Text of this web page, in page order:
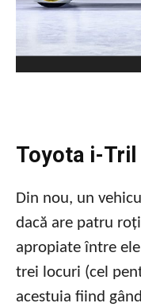
Toyota i-Tril
Din nou, un
dacă are patru
apropiate între
trei locuri (cel
acestuia fiind